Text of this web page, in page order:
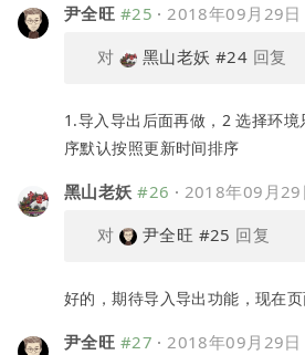
尹全旺 #25 · 2018年09月29日
对
黑山老妖 #24 回复
1.导入导出后面再做，2 选择环
序默认按照更新时间排序
黑山老妖 #26 · 2018年09月29
对
尹全旺 #25 回复
好的，期待导入导出功能，现在
尹全旺 #27 · 2018年09月29日